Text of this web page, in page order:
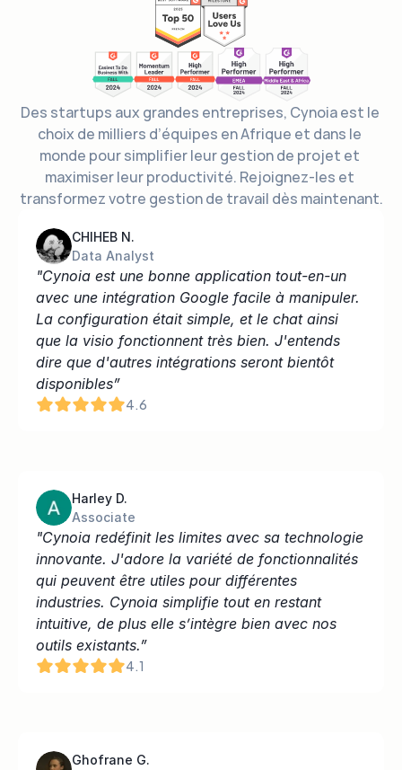
Des startups aux grandes entreprises, Cynoia est le
choix de milliers d’équipes en Afrique et dans le
monde pour simplifier leur gestion de projet et
maximiser leur productivité. Rejoignez-les et
transformez votre gestion de travail dès maintenant.
CHIHEB N.
Data Analyst
"Cynoia est une bonne application tout-en-un
avec une intégration Google facile à manipuler.
La configuration était simple, et le chat ainsi
que la visio fonctionnent très bien. J'entends
dire que d'autres intégrations seront bientôt
disponibles”
4.6
Harley D.
Associate
"Cynoia redéfinit les limites avec sa technologie
innovante. J'adore la variété de fonctionnalités
qui peuvent être utiles pour différentes
industries. Cynoia simplifie tout en restant
intuitive, de plus elle s’intègre bien avec nos
outils existants.”
4.1
Ghofrane G.